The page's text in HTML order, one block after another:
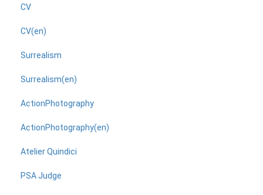
CV
CV(en)
Surrealism
Surrealism(en)
ActionPhotography
ActionPhotography(en)
Atelier Quindici
PSA Judge